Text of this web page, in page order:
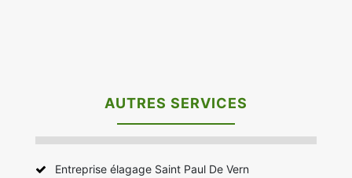
AUTRES SERVICES
Entreprise élagage Saint Paul De Vern